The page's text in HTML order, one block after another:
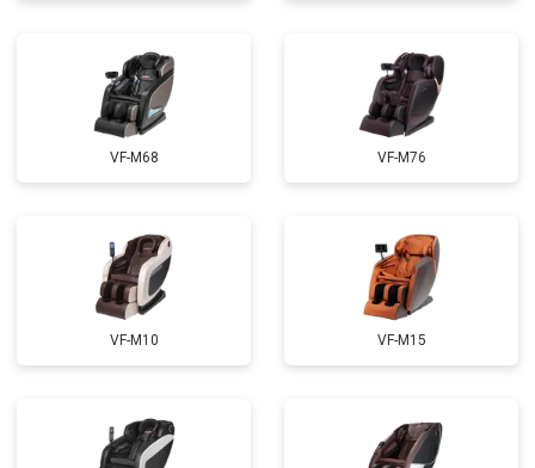
Ремонт купюроприемника от 4700 ₽ Заказать
Замена сетевого трансформатора от 4500 ₽
VF-M68 VF-M76
VF-M10 VF-M15